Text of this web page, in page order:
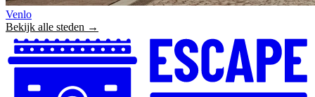
Venlo
Bekijk alle steden →